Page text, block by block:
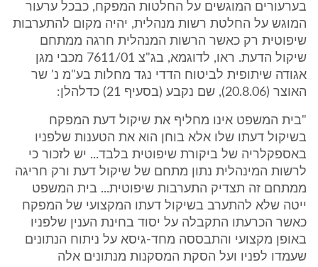
בערעורים המוגשים על החלטות המפקח, כבכל ערעור
המוגש על החלטת רשות מנהלית, יהיה מקום להתערבות
שיפוטית רק כאשר הרשות המנהלית חרגה ממתחם
שיקול הדעת. ראו, לדוגמא, בג"צ 7611/01 מכבי מגן
אגודה שיתופית לביטוח הדדי נגד מחלות בע"מ נ' שר
האוצר (20.8.06), שם נקבע (בסעיף 21) כדלהלן:
"בית המשפט אינו מחליף את שיקול דעת המפקח
בשיקול דעתו שלו אלא בוחן הוא את הטענות שלפניו
באספקלריה של ביקורת שיפוטית בלבד... יש לזכור כי
לרשות המינהלית נתון מתחם של שיקול דעת ורק חריגה
ממתחם זה תצדיק התערבות שיפוטית... בית המשפט
ייטה שלא להתערב בשיקול דעתו המקצועי של המפקח
כאשר הכרעתו התקבלה על יסוד בחינת הענין שלפניו
באופן מקצועי והתבססה מחד-גיסא על ניתוח הנתונים
שעמדו לפניו ועל הסקת המסקנות מנתונים אלה